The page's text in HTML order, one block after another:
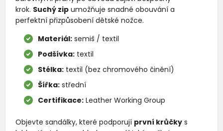
krok. Suchý zipumožňuje snadné obouvání a
perfektní přizpůsobení dětské nožce.
Materiál: semiš / textil
Podšívka: textil
Stélka: textil (bez chromového činění)
Šířka: střední
Certifikace: Leather Working Group
Objevte sandálky, které podporují první krůčkys